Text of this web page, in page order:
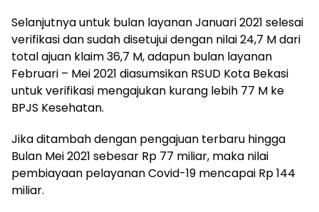
Selanjutnya untuk bulan layanan Januari 2021 selesai
verifikasi dan sudah disetujui dengan nilai 24,7 M dari
total ajuan klaim 36,7 M, adapun bulan layanan
Februari – Mei 2021 diasumsikan RSUD Kota Bekasi
untuk verifikasi mengajukan kurang lebih 77 M ke
BPJS Kesehatan.
Jika ditambah dengan pengajuan terbaru hingga
Bulan Mei 2021 sebesar Rp 77 miliar, maka nilai
pembiayaan pelayanan Covid-19 mencapai Rp 144
miliar.